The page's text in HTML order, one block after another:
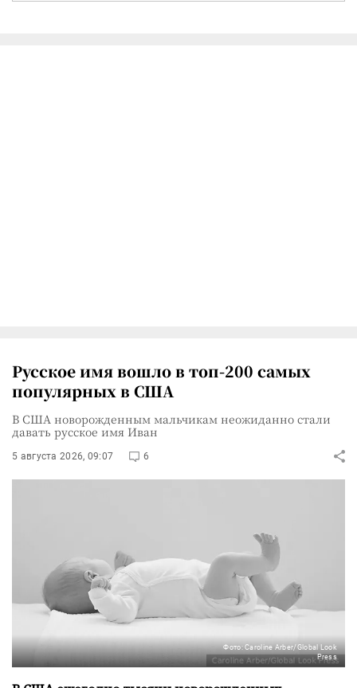
Русское имя вошло в топ-200 самых
популярных в США
В США новорожденным мальчикам неожиданно стали
давать русское имя Иван
5 августа 2026, 09:07 6
Фото: Caroline Arber/Global Look
Press